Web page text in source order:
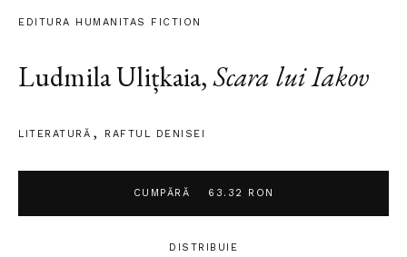
EDITURA HUMANITAS FICTION
Ludmila Ulițkaia,Scara lui Iakov
LITERATURĂ RAFTUL DENISEI
DISTRIBUIE
CUMPĂRĂ 63.32 RON